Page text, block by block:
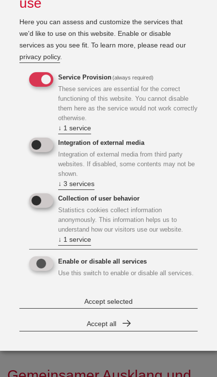
Präsentationen der
Abteilungen und
bereichsübergreifender
Austausch zu aktuellen
Themen
Im Anschluss kamen alle Mitarbeitenden zur gemeinsamen
Bürobesprechung zusammen. Die einzelnen Abteilungen
präsentierten ihre aktuellen Themen, berichteten über
laufende Projekte und gaben Einblicke in ihre täglichen
Bereiche weiter gestärkt hat.
Here you can assess and customize the services that
we'd like to use on this website. Enable or disable
services as you see fit. To learn more, please read our
privacy policy.
Service Provision(always required)
These services are essential for the correct
functioning of this website. You cannot disable
them here as the service would not work correctly
otherwise.
↓ 1 service
Integration of external media
Integration of external media from third party
websites. If disabled, some contents may not be
shown.
↓ 3 services
Collection of user behavior
Statistics cookies collect information
anonymously. This information helps us to
understand how our visitors use our website.
↓ 1 service
Enable or disable all services
Use this switch to enable or disable all services.
Accept selected
Accept all